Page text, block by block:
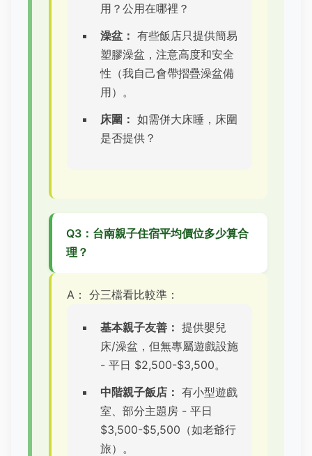
用？公用在哪裡？
澡盆： 有些飯店只提供簡易
塑膠澡盆，注意高度和安全
性（我自己會帶摺疊澡盆備
用）。
床圍： 如需併大床睡，床圍
是否提供？
Q3：台南親子住宿平均價位多少算合
理？
A： 分三檔看比較準：
基本親子友善： 提供嬰兒
床/澡盆，但無專屬遊戲設施
- 平日 $2,500-$3,500。
中階親子飯店： 有小型遊戲
室、部分主題房 - 平日
$3,500-$5,500（如老爺行
旅）。